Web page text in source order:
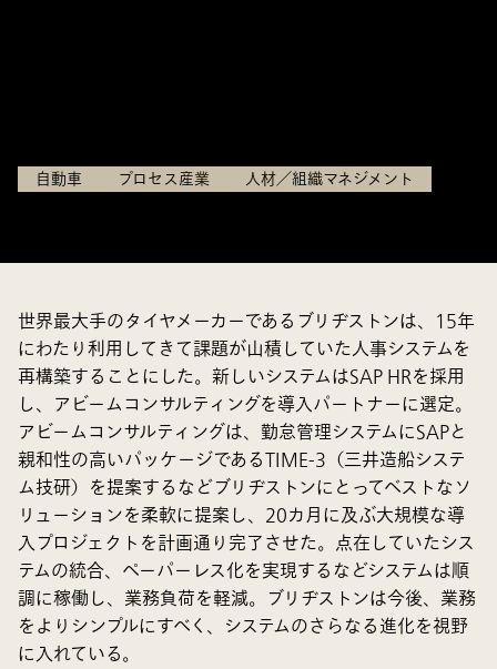
自動車 プロセス産業 人材／組織マネジメント
世界最大手のタイヤメーカーであるブリヂストンは、15年
にわたり利用してきて課題が山積していた人事システムを
再構築することにした。新しいシステムはSAP HRを採用
し、アビームコンサルティングを導入パートナーに選定。
アビームコンサルティングは、勤怠管理システムにSAPと
親和性の高いパッケージであるTIME-3（三井造船システ
ム技研）を提案するなどブリヂストンにとってベストなソ
リューションを柔軟に提案し、20カ月に及ぶ大規模な導
入プロジェクトを計画通り完了させた。点在していたシス
テムの統合、ペーパーレス化を実現するなどシステムは順
調に稼働し、業務負荷を軽減。ブリヂストンは今後、業務
をよりシンプルにすべく、システムのさらなる進化を視野
に入れている。